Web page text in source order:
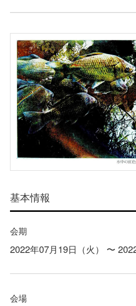
基本情報
会期
2022年07月19日（火） 〜
会場